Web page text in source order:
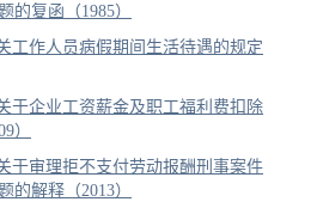
的复函（1985）
工作人员病假期间生活待遇的规定
于企业工资薪金及职工福利费扣除
）
于审理拒不支付劳动报酬刑事案件
的解释（2013）